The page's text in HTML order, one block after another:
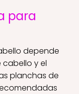
para
depende
y el
planchas de